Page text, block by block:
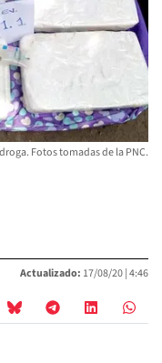
Fotos tomadas de la PNC.
Actualizado: 17/08/20 |4:46